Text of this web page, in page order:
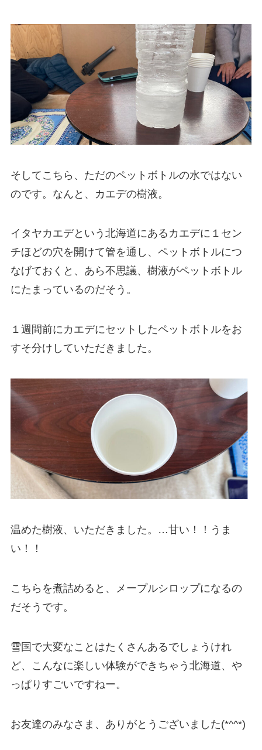
そしてこちら、ただのペットボトルの水ではない
のです。なんと、カエデの樹液。
イタヤカエデという北海道にあるカエデに１セン
チほどの穴を開けて管を通し、ペットボトルにつ
なげておくと、あら不思議、樹液がペットボトル
にたまっているのだそう。
１週間前にカエデにセットしたペットボトルをお
すそ分けしていただきました。
温めた樹液、いただきました。…甘い！！うま
い！！
こちらを煮詰めると、メープルシロップになるの
だそうです。
雪国で大変なことはたくさんあるでしょうけれ
ど、こんなに楽しい体験ができちゃう北海道、や
っぱりすごいですねー。
お友達のみなさま、ありがとうございました(*^^*)